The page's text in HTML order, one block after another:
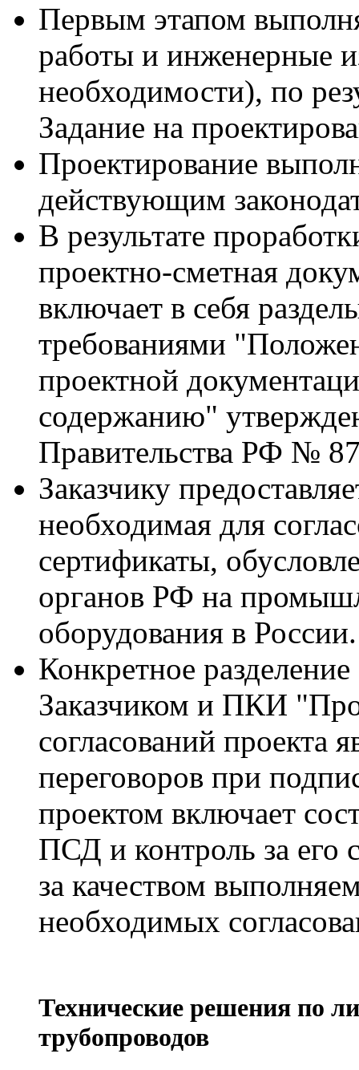
Первым этапом
работы и инженерные
необходимости), по
Задание на
Проектирование
действующим
В результате
проектно-сметная
включает в себя
требованиями
проектной
содержанию"
Правительства РФ №
Заказчику
необходимая для
сертификаты,
органов РФ на
оборудования в России.
Конкретное
Заказчиком и ПКИ
согласований проекта
переговоров при
проектом включает
ПСД и контроль за его
за качеством
необходимых
Технические решения по
трубопроводов